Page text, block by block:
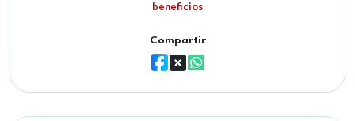
beneficios
Compartir